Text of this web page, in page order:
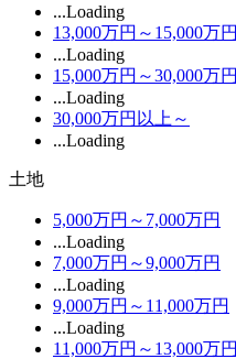
...Loading
13,000万円～15,000万円
...Loading
15,000万円～30,000万円
...Loading
30,000万円以上～
...Loading
土地
5,000万円～7,000万円
...Loading
7,000万円～9,000万円
...Loading
9,000万円～11,000万円
...Loading
11,000万円～13,000万円